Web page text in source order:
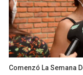
Comenzó La Semana